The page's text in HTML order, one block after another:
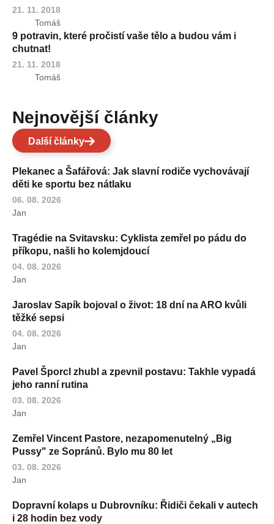
21. 11. 2018
Tomáš
9 potravin, které pročistí vaše tělo a budou vám i
chutnat!
21. 11. 2018
Tomáš
Nejnovější články
Další články
Plekanec a Šafářová: Jak slavní rodiče vychovávají
děti ke sportu bez nátlaku
06. 08. 2026
Jan
Tragédie na Svitavsku: Cyklista zemřel po pádu do
příkopu, našli ho kolemjdoucí
04. 08. 2026
Jan
Jaroslav Sapík bojoval o život: 18 dní na ARO kvůli
těžké sepsi
04. 08. 2026
Jan
Pavel Šporcl zhubl a zpevnil postavu: Takhle vypadá
jeho ranní rutina
03. 08. 2026
Jan
Zemřel Vincent Pastore, nezapomenutelný „Big
Pussy" ze Sopránů. Bylo mu 80 let
03. 08. 2026
Jan
Dopravní kolaps u Dubrovníku: Řidiči čekali v autech
i 28 hodin bez vody